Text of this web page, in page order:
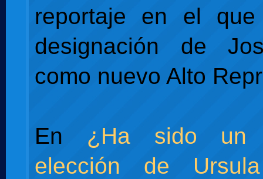
reportaje en el
designación de
como nuevo Alto
En ¿Ha sido un
elección de